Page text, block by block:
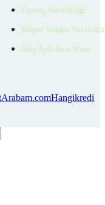
Ziyaretçi Veri Gizliliği
Müşteri Yetkilisi Veri
Aday Aydınlatma Metni
Arabam.comHangikredi